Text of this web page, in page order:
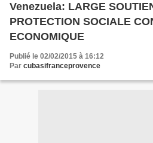
Venezuela: LARGE
PROTECTION SOCIALE
ECONOMIQUE
Publié le 02/02/2015 à 16:12
Par cubasifranceprovence